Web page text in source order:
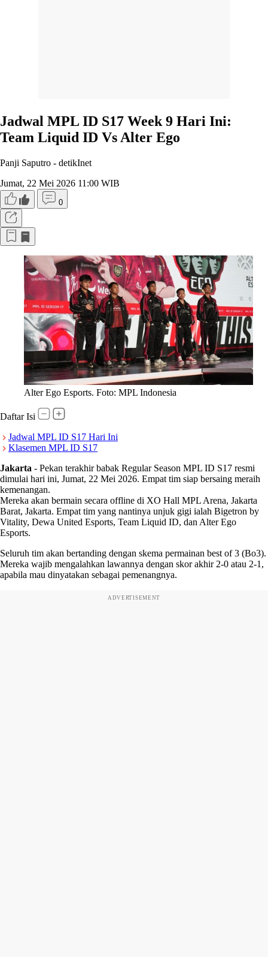
Jadwal MPL ID S17 Week 9 Hari Ini:
Team Liquid ID Vs Alter Ego
Panji Saputro - detikInet
Jumat, 22 Mei 2026 11:00 WIB
0
Alter Ego Esports. Foto: MPL Indonesia
Daftar Isi
Jadwal MPL ID S17 Hari Ini
Klasemen MPL ID S17
Jakarta - Pekan terakhir babak Regular Season MPL ID S17 resmi
dimulai hari ini, Jumat, 22 Mei 2026. Empat tim siap bersaing meraih
kemenangan.
Mereka akan bermain secara offline di XO Hall MPL Arena, Jakarta
Barat, Jakarta. Empat tim yang nantinya unjuk gigi ialah Bigetron by
Vitality, Dewa United Esports, Team Liquid ID, dan Alter Ego
Esports.
Seluruh tim akan bertanding dengan skema permainan best of 3 (Bo3).
Mereka wajib mengalahkan lawannya dengan skor akhir 2-0 atau 2-1,
apabila mau dinyatakan sebagai pemenangnya.
ADVERTISEMENT